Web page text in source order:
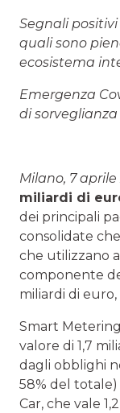
Segnali
quali sono
ecosistema
Emergenza
di
Milano, 7 aprile
miliardi di
dei principali
consolidate
che utilizzano
componente
miliardi di
Smart
valore di 1,7
dagli obblighi
58% del
Car, che vale